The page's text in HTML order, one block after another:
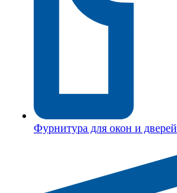
Фурнитура для окон и дверей